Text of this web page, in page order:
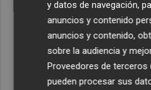
y datos de navegación,
anuncios y contenido
anuncios y contenido,
sobre la audiencia y
Proveedores de terceros
pueden procesar sus